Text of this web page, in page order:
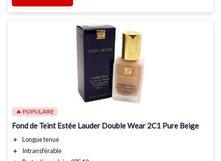
🔥 POPULAIRE
Fond de Teint Estée Lauder Double Wear 2C1 Pure Beige
＋
Longue tenue
＋
Intransférable